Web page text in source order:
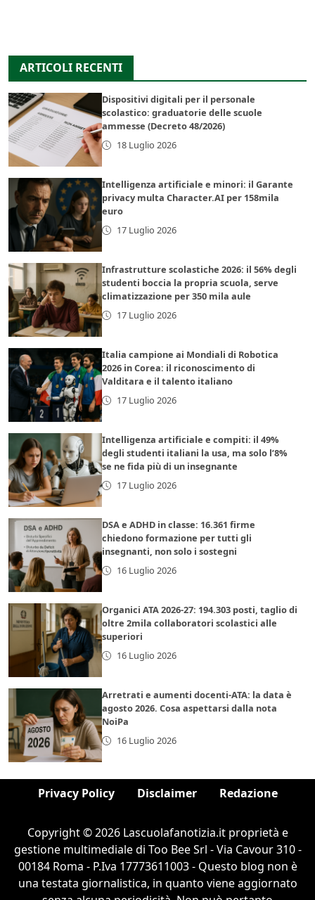
ARTICOLI RECENTI
Dispositivi digitali per il personale
scolastico: graduatorie delle scuole
ammesse (Decreto 48/2026)
18 Luglio 2026
Intelligenza artificiale e minori: il Garante
privacy multa Character.AI per 158mila
euro
17 Luglio 2026
Infrastrutture scolastiche 2026: il 56% degli
studenti boccia la propria scuola, serve
climatizzazione per 350 mila aule
17 Luglio 2026
Italia campione ai Mondiali di Robotica
2026 in Corea: il riconoscimento di
Valditara e il talento italiano
17 Luglio 2026
Intelligenza artificiale e compiti: il 49%
degli studenti italiani la usa, ma solo l’8%
se ne fida più di un insegnante
17 Luglio 2026
DSA e ADHD in classe: 16.361 firme
chiedono formazione per tutti gli
insegnanti, non solo i sostegni
16 Luglio 2026
Organici ATA 2026-27: 194.303 posti, taglio di
oltre 2mila collaboratori scolastici alle
superiori
16 Luglio 2026
Arretrati e aumenti docenti-ATA: la data è
agosto 2026. Cosa aspettarsi dalla nota
NoiPa
16 Luglio 2026
Privacy Policy Disclaimer Redazione
Copyright © 2026 Lascuolafanotizia.it proprietà e
gestione multimediale di Too Bee Srl - Via Cavour 310 -
00184 Roma - P.Iva 17773611003 - Questo blog non è
una testata giornalistica, in quanto viene aggiornato